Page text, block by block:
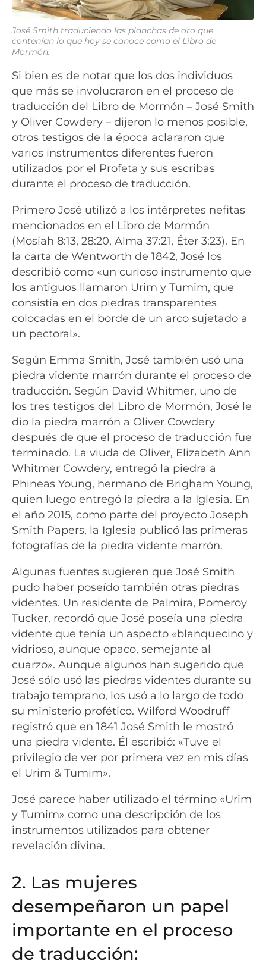
José Smith traduciendo las planchas de oro que
contenían lo que hoy se conoce como el Libro de
Mormón.
Si bien es de notar que los dos individuos
que más se involucraron en el proceso de
traducción del Libro de Mormón – José Smith
y Oliver Cowdery – dijeron lo menos posible,
otros testigos de la época aclararon que
varios instrumentos diferentes fueron
utilizados por el Profeta y sus escribas
durante el proceso de traducción.
Primero José utilizó a los intérpretes nefitas
mencionados en el Libro de Mormón
(Mosíah 8:13, 28:20, Alma 37:21, Éter 3:23). En
la carta de Wentworth de 1842, José los
describió como «un curioso instrumento que
los antiguos llamaron Urim y Tumim, que
consistía en dos piedras transparentes
colocadas en el borde de un arco sujetado a
un pectoral».
Según Emma Smith, José también usó una
piedra vidente marrón durante el proceso de
traducción. Según David Whitmer, uno de
los tres testigos del Libro de Mormón, José le
dio la piedra marrón a Oliver Cowdery
después de que el proceso de traducción fue
terminado. La viuda de Oliver, Elizabeth Ann
Whitmer Cowdery, entregó la piedra a
Phineas Young, hermano de Brigham Young,
quien luego entregó la piedra a la Iglesia. En
el año 2015, como parte del proyecto Joseph
Smith Papers, la Iglesia publicó las primeras
fotografías de la piedra vidente marrón.
Algunas fuentes sugieren que José Smith
pudo haber poseído también otras piedras
videntes. Un residente de Palmira, Pomeroy
Tucker, recordó que José poseía una piedra
vidente que tenía un aspecto «blanquecino y
vidrioso, aunque opaco, semejante al
cuarzo». Aunque algunos han sugerido que
José sólo usó las piedras videntes durante su
trabajo temprano, los usó a lo largo de todo
su ministerio profético. Wilford Woodruff
registró que en 1841 José Smith le mostró
una piedra vidente. Él escribió: «Tuve el
privilegio de ver por primera vez en mis días
el Urim & Tumim».
José parece haber utilizado el término «Urim
y Tumim» como una descripción de los
instrumentos utilizados para obtener
revelación divina.
2. Las mujeres
desempeñaron un papel
importante en el proceso
de traducción: